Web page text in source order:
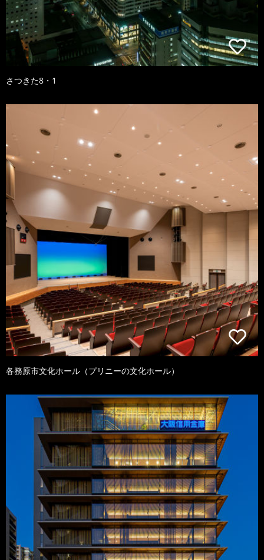
さつきた8・1
各務原市文化ホール（プリニーの文化ホール）